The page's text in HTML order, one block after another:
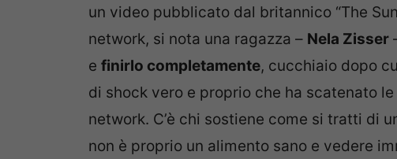
un video pubblicato dal britannico “The
network, si nota una ragazza – Nela Zisser
e finirlo completamente, cucchiaio dopo
di shock vero e proprio che ha scatenato
network. C’è chi sostiene come si tratti di
non è proprio un alimento sano e vedere